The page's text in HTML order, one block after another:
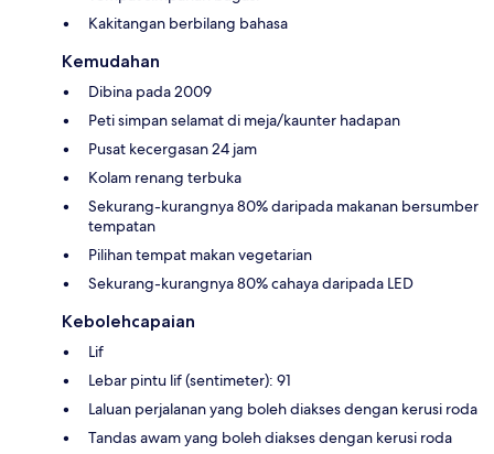
Kakitangan berbilang bahasa
Kemudahan
Dibina pada 2009
Peti simpan selamat di meja/kaunter hadapan
Pusat kecergasan 24 jam
Kolam renang terbuka
Sekurang-kurangnya 80% daripada makanan bersumber
tempatan
Pilihan tempat makan vegetarian
Sekurang-kurangnya 80% cahaya daripada LED
Kebolehcapaian
Lif
Lebar pintu lif (sentimeter): 91
Laluan perjalanan yang boleh diakses dengan kerusi roda
Tandas awam yang boleh diakses dengan kerusi roda